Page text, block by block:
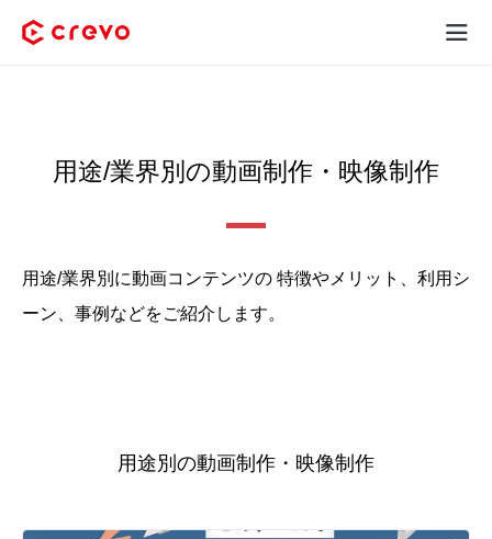
料金
用途/業界別の動画制作・映像制作
用途/業界別に動画コンテンツの 特徴やメリット、利用シ
ーン、事例などをご紹介します。
用途別の動画制作・映像制作